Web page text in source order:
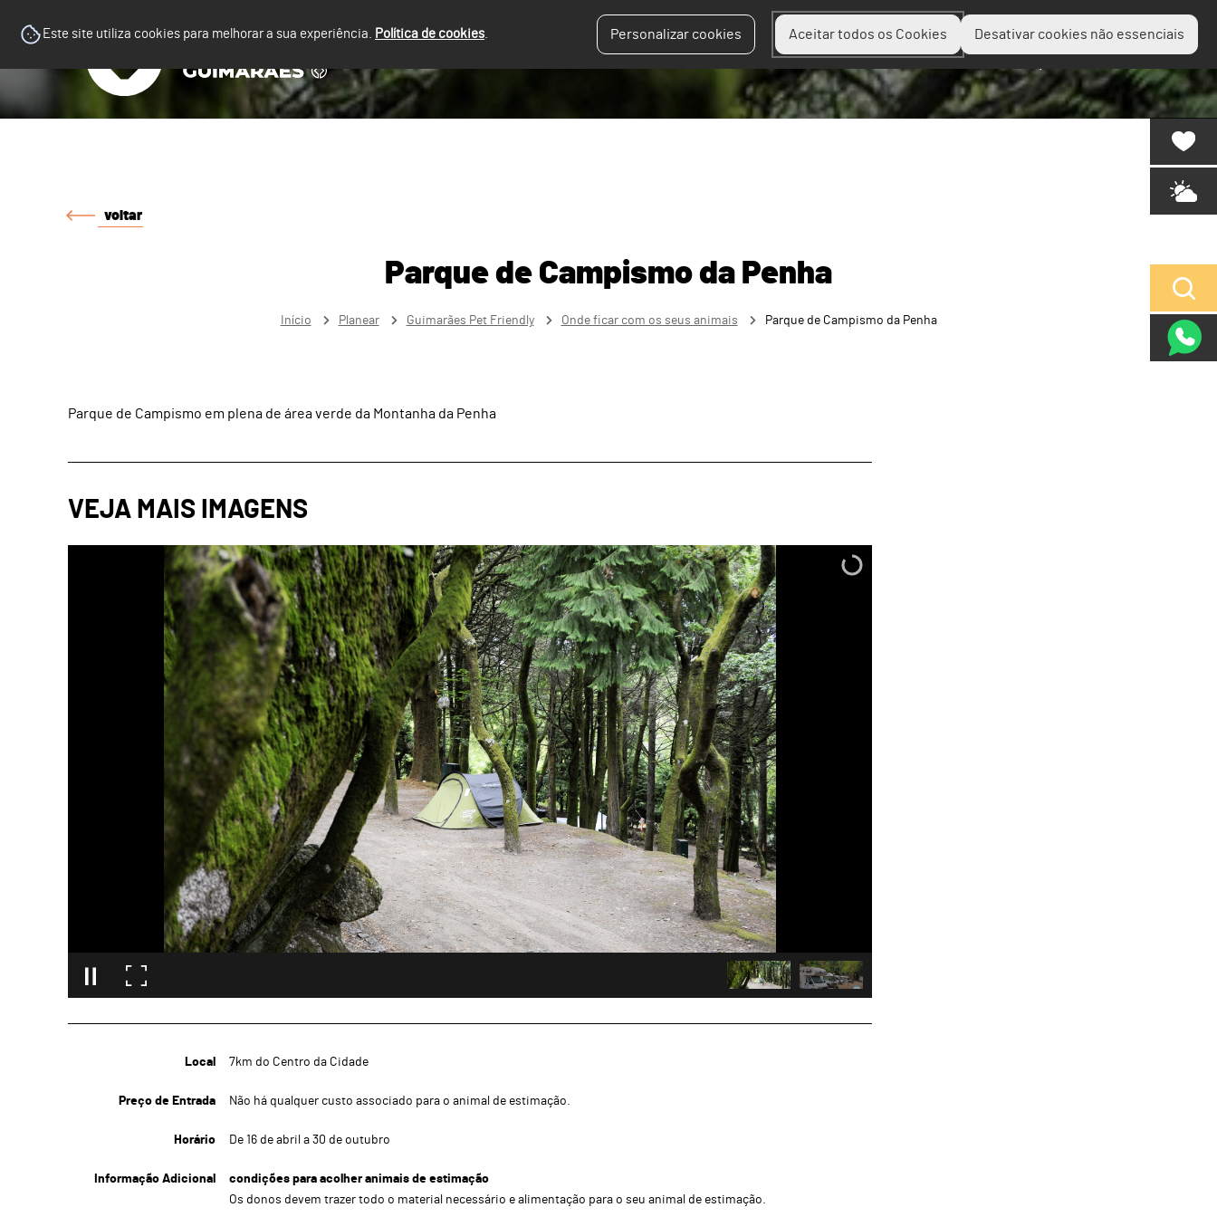
Este site utiliza cookies para melhorar a sua experiência. Política de cookies. Personalizar cookies Aceitar todos os Cookies Desativar cookies não essenciais
Planear Descobrir
voltar
Parque de Campismo da Penha
Início Planear Guimarães Pet Friendly Onde ficar com os seus animais Parque de Campismo da Penha
Parque de Campismo em plena de área verde da Montanha da Penha
Local 7km do Centro da Cidade
Preço de Entrada Não há qualquer custo associado para o animal de estimação.
Horário De 16 de abril a 30 de outubro
Informação Adicional
condições para acolher animais de estimação
Os donos devem trazer todo o material necessário e alimentação para o seu animal de estimação.